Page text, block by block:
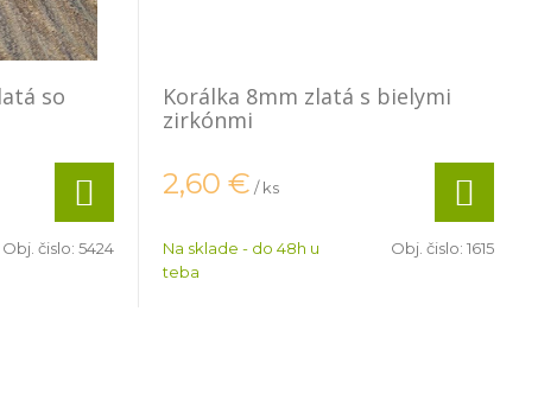
so
Obj. čislo: 5424
Korálka 8mm zlatá s bielymi
zirkónmi
2,60 € / ks
Na sklade - do 48h u
teba
Obj. čislo: 1615